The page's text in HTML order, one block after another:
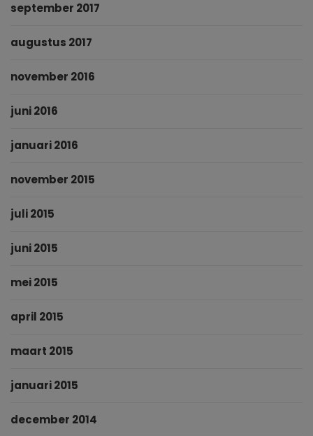
september 2017
augustus 2017
november 2016
juni 2016
januari 2016
november 2015
juli 2015
juni 2015
mei 2015
april 2015
maart 2015
januari 2015
december 2014